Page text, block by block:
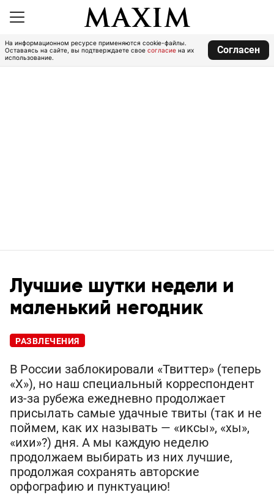
На информационном ресурсе применяются cookie-файлы.
Оставаясь на сайте, вы подтверждаете свое согласие на их
использование.
Согласен
Лучшие шутки недели и
маленький негодник
РАЗВЛЕЧЕНИЯ
В России заблокировали «Твиттер» (теперь
«Х»), но наш специальный корреспондент
из-за рубежа ежедневно продолжает
присылать самые удачные твиты (так и не
поймем, как их называть — «иксы», «хы»,
«ихи»?) дня. А мы каждую неделю
продолжаем выбирать из них лучшие,
продолжая сохранять авторские
орфографию и пунктуацию!